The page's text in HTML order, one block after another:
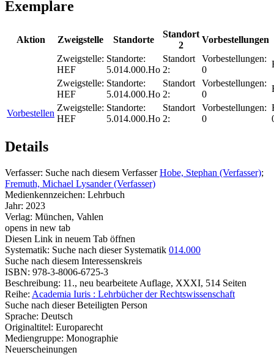
Exemplare
Aktion Zweigstelle Standorte
Standort
2
Vorbestellungen
Zweigstelle:
HEF
Standorte:
5.014.000.Ho
Standort
2:
Vorbestellungen:
0
Zweigstelle:
HEF
Standorte:
5.014.000.Ho
Standort
2:
Vorbestellungen:
0
Vorbestellen
Zweigstelle:
HEF
Standorte:
5.014.000.Ho
Standort
2:
Vorbestellungen:
0
Details
Verfasser: Suche nach diesem Verfasser Hobe, Stephan (Verfasser);
Fremuth, Michael Lysander (Verfasser)
Medienkennzeichen: Lehrbuch
Jahr: 2023
Verlag: München, Vahlen
opens in new tab
Diesen Link in neuem Tab öffnen
Systematik: Suche nach dieser Systematik 014.000
Suche nach diesem Interessenskreis
ISBN: 978-3-8006-6725-3
Beschreibung: 11., neu bearbeitete Auflage, XXXI, 514 Seiten
Reihe: Academia Iuris : Lehrbücher der Rechtswissenschaft
Suche nach dieser Beteiligten Person
Sprache: Deutsch
Originaltitel: Europarecht
Mediengruppe: Monographie
Neuerscheinungen